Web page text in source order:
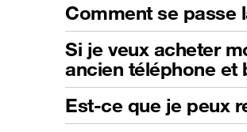
Comment se passe
Si je veux acheter
ancien téléphone et
Est-ce que je peux